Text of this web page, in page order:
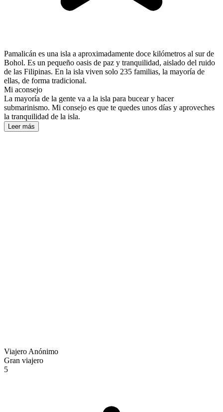
Pamalicán es una isla a aproximadamente doce kilómetros al sur de
Bohol. Es un pequeño oasis de paz y tranquilidad, aislado del ruido
de las Filipinas. En la isla viven solo 235 familias, la mayoría de
ellas, de forma tradicional.
Mi aconsejo
La mayoría de la gente va a la isla para bucear y hacer
submarinismo. Mi consejo es que te quedes unos días y aproveches
la tranquilidad de la isla.
Leer más
Viajero Anónimo
Gran viajero
5